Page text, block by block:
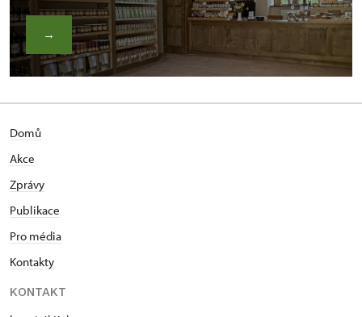
→
Domů
Akce
Zprávy
Publikace
Pro média
Kontakty
KONTAKT